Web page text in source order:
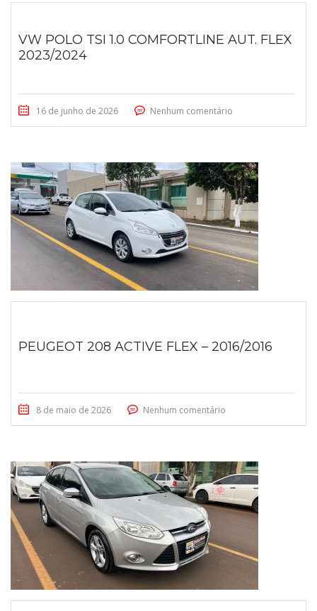
VW POLO TSI 1.0 COMFORTLINE AUT. FLEX
2023/2024
16 de junho de 2026 Nenhum comentário
PEUGEOT 208 ACTIVE FLEX – 2016/2016
8 de maio de 2026 Nenhum comentário